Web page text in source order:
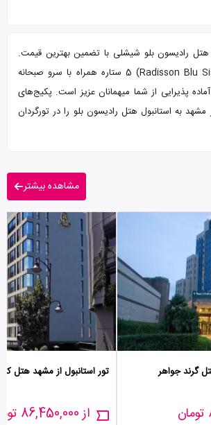
هتل رادیسون بلو شیشلی با تضمین بهترین قیمت.
هتل رادیسون بلو (Radisson Blu Sisli) 5 ستاره همراه با سرو صبحانه
پذیرایی از شما میهمانان عزیز است. پکیج‌های
به استانبول هتل رادیسون بلو را در تورگردان
مشاهده بیشتر
گرند جواهر تور استانبول از مشهد هتل
از 86,450,000 تومان